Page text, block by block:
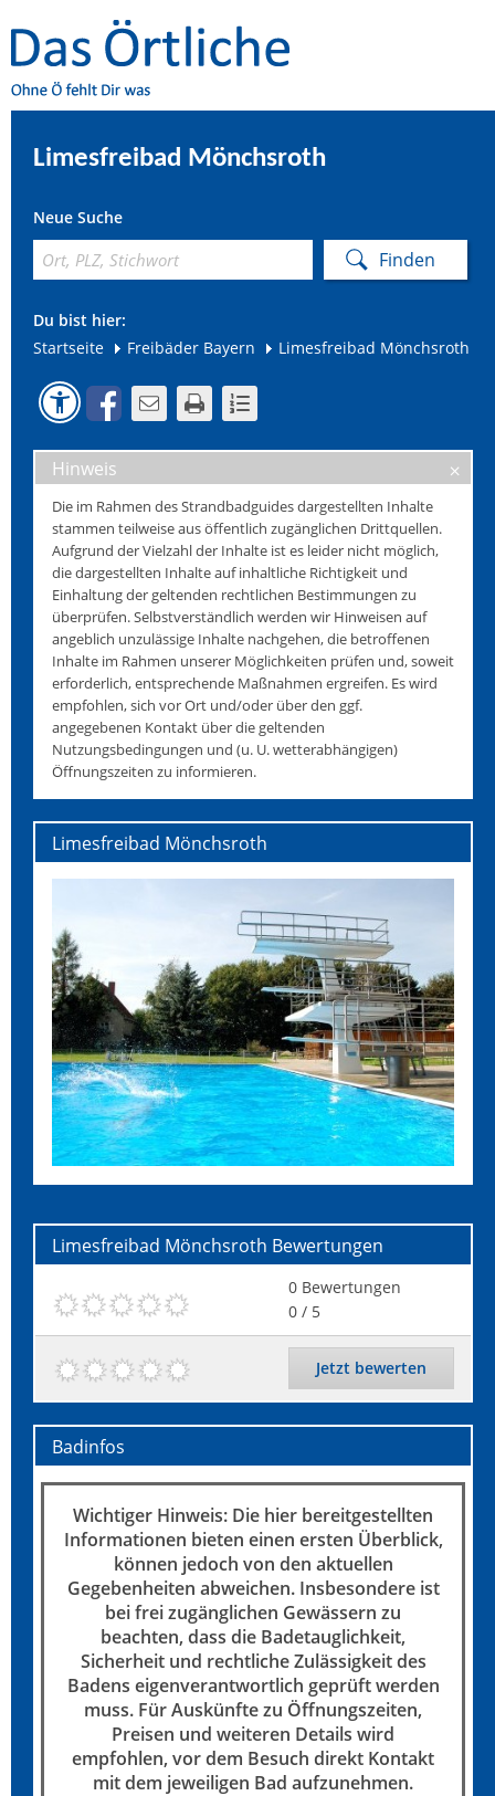
Limesfreibad Mönchsroth
Neue Suche
Du bist hier:
Startseite
Freibäder Bayern Limesfreibad Mönchsroth
Hinweis
Die im Rahmen des Strandbadguides dargestellten Inhalte
stammen teilweise aus öffentlich zugänglichen Drittquellen.
Aufgrund der Vielzahl der Inhalte ist es leider nicht möglich,
die dargestellten Inhalte auf inhaltliche Richtigkeit und
Einhaltung der geltenden rechtlichen Bestimmungen zu
überprüfen. Selbstverständlich werden wir Hinweisen auf
angeblich unzulässige Inhalte nachgehen, die betroffenen
Inhalte im Rahmen unserer Möglichkeiten prüfen und, soweit
erforderlich, entsprechende Maßnahmen ergreifen. Es wird
empfohlen, sich vor Ort und/oder über den ggf.
angegebenen Kontakt über die geltenden
Nutzungsbedingungen und (u. U. wetterabhängigen)
Öffnungszeiten zu informieren.
Limesfreibad Mönchsroth
Limesfreibad Mönchsroth Bewertungen
0 Bewertungen
0 / 5
Jetzt bewerten
Badinfos
Wichtiger Hinweis: Die hier bereitgestellten
Informationen bieten einen ersten Überblick,
können jedoch von den aktuellen
Gegebenheiten abweichen. Insbesondere ist
bei frei zugänglichen Gewässern zu
beachten, dass die Badetauglichkeit,
Sicherheit und rechtliche Zulässigkeit des
Badens eigenverantwortlich geprüft werden
muss. Für Auskünfte zu Öffnungszeiten,
Preisen und weiteren Details wird
empfohlen, vor dem Besuch direkt Kontakt
mit dem jeweiligen Bad aufzunehmen.